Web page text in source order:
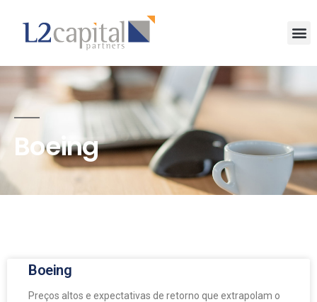
Boeing
Boeing
Preços altos e expectativas de retorno que extrapolam o